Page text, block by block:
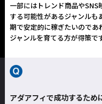
一部にはトレンド商品や
する可能性があるジャンル
期で安定的に稼ぎたいので
ジャンルを育てる方が得策で
アダアフィで成功するため